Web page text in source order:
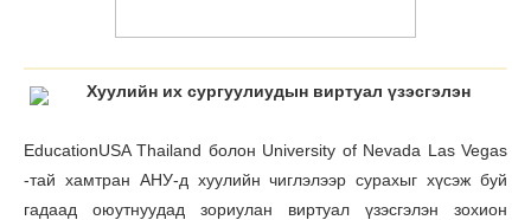
Хуулийн их сургуулиудын виртуал үзэсгэлэн
EducationUSA Thailand болон University of Nevada Las Vegas
-тай хамтран АНУ-д хуулийн чиглэлээр сурахыг хүсэж буй
гадаад оюутнуудад зориулан виртуал үзэсгэлэн зохион